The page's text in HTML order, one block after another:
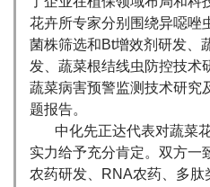
花卉所专家分别围绕异噁唑
菌株筛选和Bt增效剂研发、
发、蔬菜根结线虫防控技术
蔬菜病害预警监测技术研究
题报告。
中化先正达代表对蔬菜
实力给予充分肯定。双方一
农药研发、RNA农药、多肽